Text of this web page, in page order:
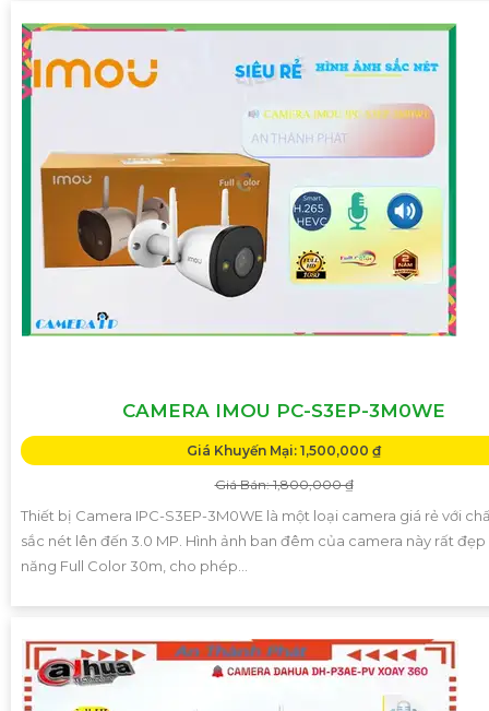
CAMERA IMOU PC-S3EP-3M0WE
Giá Khuyến Mại: 1,500,000 ₫
Giá Bán: 1,800,000 ₫
Thiết bị Camera IPC-S3EP-3M0WE là một loại camera giá rẻ với
sắc nét lên đến 3.0 MP. Hình ảnh ban đêm của camera này rất đẹp
năng Full Color 30m, cho phép...